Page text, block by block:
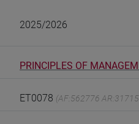
2025/2026
PRINCIPLES OF
ET0078 (AF:562776